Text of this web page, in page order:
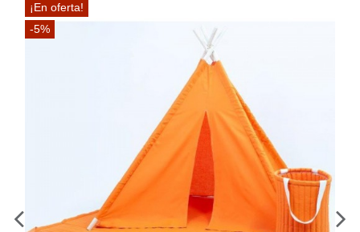
¡En oferta!
-5%